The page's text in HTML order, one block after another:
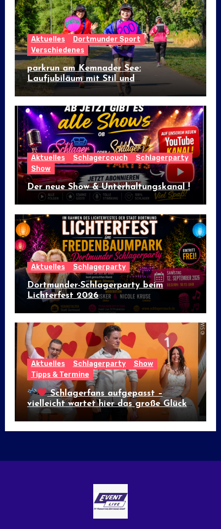
Aktuelles
Dortmunder Sport
Verschiedenes
parkrun am Kemnader See:
Laufjubiläum mit Stil und
internationalem Flair
Aktuelles Schlagercouch
Schlagerparty
Show
Der neue Show & Unterhaltungskanal !
Aktuelles Schlagerparty
Dortmunder-Schlagerparty beim
Lichterfest 2026
Aktuelles Schlagerparty
Show
Tipps & Termine
Schlagerfans aufgepasst –
vielleicht wartet hier das große Glück!